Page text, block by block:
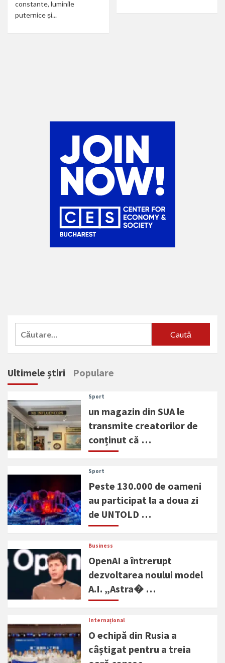
constante, luminile
puternice și...
Caută
Ultimele știri Populare
Sport
un magazin din SUA le
transmite creatorilor de
conținut că …
Sport
Peste 130.000 de oameni
au participat la a doua zi
de UNTOLD …
Business
OpenAI a întrerupt
dezvoltarea noului model
A.I. „Astra� …
Internațional
O echipă din Rusia a
câștigat pentru a treia